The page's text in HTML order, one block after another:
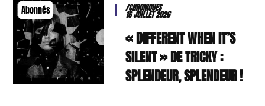
Abonnés /CHRONIQUES
16 JUILLET 2026
« DIFFERENT WHEN IT’S
SILENT » DE TRICKY :
SPLENDEUR, SPLENDEUR !